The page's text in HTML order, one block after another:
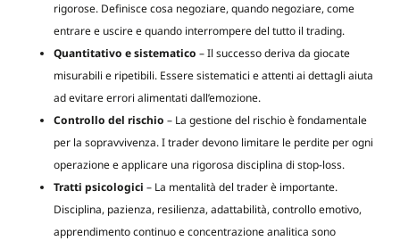
rigorose. Definisce cosa negoziare, quando negoziare, come
entrare e uscire e quando interrompere del tutto il trading.
Quantitativo e sistematico – Il successo deriva da giocate
misurabili e ripetibili. Essere sistematici e attenti ai dettagli aiuta
ad evitare errori alimentati dall’emozione.
Controllo del rischio – La gestione del rischio è fondamentale
per la sopravvivenza. I trader devono limitare le perdite per ogni
operazione e applicare una rigorosa disciplina di stop-loss.
Tratti psicologici – La mentalità del trader è importante.
Disciplina, pazienza, resilienza, adattabilità, controllo emotivo,
apprendimento continuo e concentrazione analitica sono